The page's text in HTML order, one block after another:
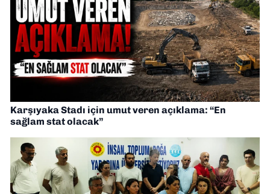
Karşıyaka Stadı için umut veren açıklama: “En
sağlam stat olacak”